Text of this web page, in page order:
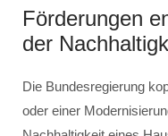
Förderungen
der
Die Bundesregierung
oder einer